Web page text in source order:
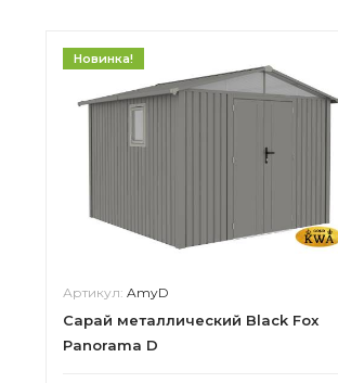
Новинка!
Артикул: AmyD
Сарай металлический Black Fox
Panorama D